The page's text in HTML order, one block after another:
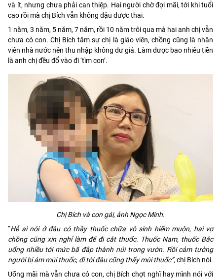
và ít, nhưng chưa phải can thiệp. Hai người chờ đợi mãi, tới khi tuổi
cao rồi mà chị Bích vẫn không đậu được thai.
1 năm, 3 năm, 5 năm, 7 năm, rồi 10 năm trôi qua mà hai anh chị vẫn
chưa có con. Chị Bích tâm sự chị là giáo viên, chồng cũng là nhân
viên nhà nước nên thu nhập không dư giả. Làm được bao nhiêu tiền
là anh chị đều đổ vào đi ‘tìm con’.
Chị Bích và con gái, ảnh Ngọc Minh.
“Hễ ai nói ở đâu có thầy thuốc chữa vô sinh hiếm muộn, hai vợ
chồng cũng xin nghỉ làm để đi cắt thuốc. Thuốc Nam, thuốc Bắc
uống nhiều tới mức bã đắp thành núi trong vườn. Rồi cảm tưởng
người bị ám mùi thuốc, đi tới đâu cũng thấy mùi thuốc”,chị Bích nói.
Uống mãi mà vẫn chưa có con, chị Bích chợt nghĩ hay mình nói với